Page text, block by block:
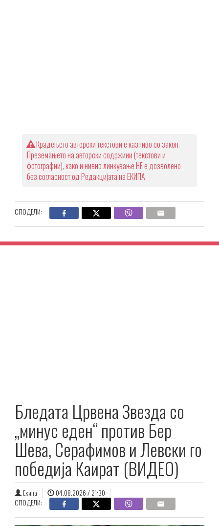
Крадењето авторски текстови е казниво со закон.
Преземањето на авторски содржини (текстови и
фотографии), како и нивно линкување НЕ е дозволено
без согласност од Редакцијата на ЕКИПА
СПОДЕЛИ:
Бледата Црвена Звезда со
„минус еден“ против Бер
Шева, Серафимов и Левски го
победија Каират (ВИДЕО)
Екипа
04.08.2026 / 21:30
СПОДЕЛИ: